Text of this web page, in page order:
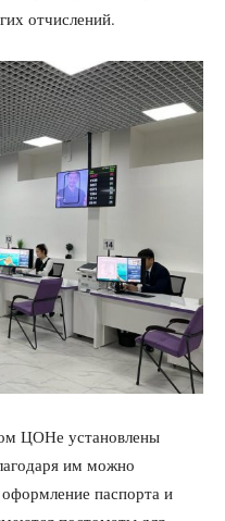
отчислений.
ЦОНе установлены
им можно
оформление паспорта и